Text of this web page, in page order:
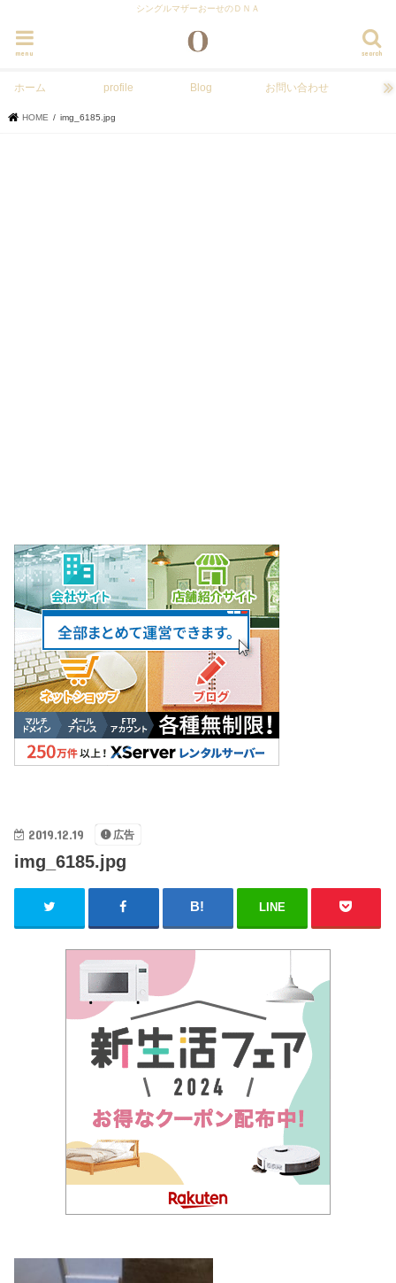
シングルマザーおーせのＤＮＡ
search
menu
ホーム profile Blog お問い合わせ
HOME img_6185.jpg
2019.12.19 広告
img_6185.jpg
LINE